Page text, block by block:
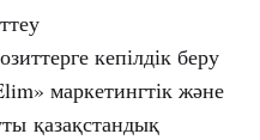
кепілдік беру
маркетингтік және
қазақстандық